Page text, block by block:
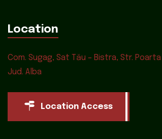
Location
Com. Sugag, Sat Tău – Bistra, Str. Poarta
Jud. Alba
Location Access